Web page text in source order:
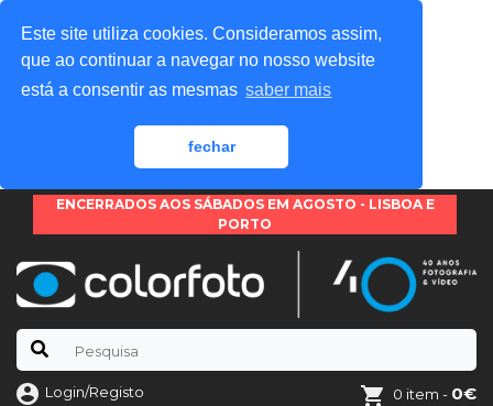
Este site utiliza cookies. Consideramos assim,
que ao continuar a navegar no nosso website
está a consentir as mesmas saber mais
fechar
ENCERRADOS AOS SÁBADOS EM AGOSTO - LISBOA E
PORTO
Login/Registo 0 item - 0€